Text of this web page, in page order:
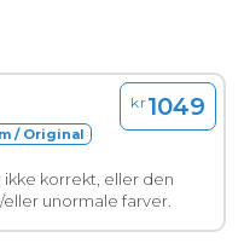
/ Original
kr1049
korrekt, eller den
unormale farver.